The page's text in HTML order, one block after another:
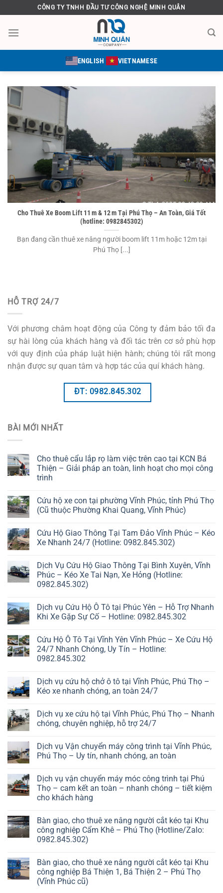
qua
nội
CÔNG TY TNHH ĐẦU TƯ CÔNG NGHỆ MINH QUÂN
ENGLISH VIETNAMESE
Cho Thuê Xe Boom Lift 11 m & 12 m Tại Phú Thọ – An Toàn, Giá Tốt
(hotline: 0982845302)
Bạn đang cần thuê xe nâng người boom lift 11m hoặc 12m tại
Phú Thọ [...]
HỖ TRỢ 24/7
Với phương châm hoạt động của Công ty đảm bảo tối đa
sự hài lòng của khách hàng và đối tác trên cơ sở phù hợp
với quy định của pháp luật hiện hành; chúng tôi rất mong
nhận được sự quan tâm và hợp tác của quí khách hàng.
ĐT: 0982.845.302
BÀI MỚI NHẤT
Cho thuê cẩu lắp rọ làm việc trên cao tại KCN Bá
Thiện – Giải pháp an toàn, linh hoạt cho mọi công
trình
Cứu hộ xe con tại phường Vĩnh Phúc, tỉnh Phú Thọ
(Cũ thuộc Phường Khai Quang, Vĩnh Phúc)
Cứu Hộ Giao Thông Tại Tam Đảo Vĩnh Phúc – Kéo
Xe Nhanh 24/7 (Hotline: 0982.845.302)
Dịch Vụ Cứu Hộ Giao Thông Tại Bình Xuyên, Vĩnh
Phúc – Kéo Xe Tai Nạn, Xe Hỏng (Hotline:
0982.845.302)
Dịch vụ Cứu Hộ Ô Tô tại Phúc Yên – Hỗ Trợ Nhanh
Khi Xe Gặp Sự Cố – Hotline: 0982.845.302
Cứu Hộ Ô Tô Tại Vĩnh Yên Vĩnh Phúc – Xe Cứu Hộ
24/7 Nhanh Chóng, Uy Tín – Hotline:
0982.845.302
Dịch vụ cứu hộ chở ô tô tại Vĩnh Phúc, Phú Thọ –
Kéo xe nhanh chóng, an toàn 24/7
Dịch vụ xe cứu hộ tại Vĩnh Phúc, Phú Thọ – Nhanh
chóng, chuyên nghiệp, hỗ trợ 24/7
Dịch vụ Vận chuyển máy công trình tại Vĩnh Phúc,
Phú Thọ – Uy tín, nhanh chóng, an toàn
Dịch vụ vận chuyển máy móc công trình tại Phú
Thọ – cam kết an toàn – nhanh chóng – tiết kiệm
cho khách hàng
Bàn giao, cho thuê xe nâng người cắt kéo tại Khu
công nghiệp Cẩm Khê – Phú Thọ (Hotline/Zalo:
0982.845.302)
Bàn giao, cho thuê xe nâng người cắt kéo tại Khu
công nghiệp Bá Thiện 1, Bá Thiện 2 – Phú Thọ
(Vĩnh Phúc cũ)